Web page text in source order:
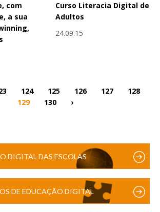
com
a sua
Curso Literacia Digital de
Adultos
24.09.15
124 125 126 127
128
129
130 ›
DIGITAL DAS ESCOLAS
DE EDUCAÇÃO DIGITAL